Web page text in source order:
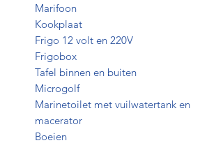
Marifoon
Kookplaat
Frigo 12 volt en 220V
Frigobox
Tafel binnen en buiten
Microgolf
Marinetoilet met vuilwatertank en
macerator
Boeien